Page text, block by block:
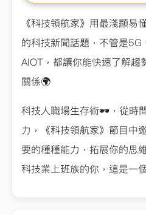
《科技領航家》用最淺顯易
的科技新聞話題，不管是5G
AIOT，都讓你能快速了解趨
關係🌍
科技人職場生存術🕶️，從時
力，《科技領航家》節目中
要的種種能力，拓展你的思
科技業上班族的你，這是一